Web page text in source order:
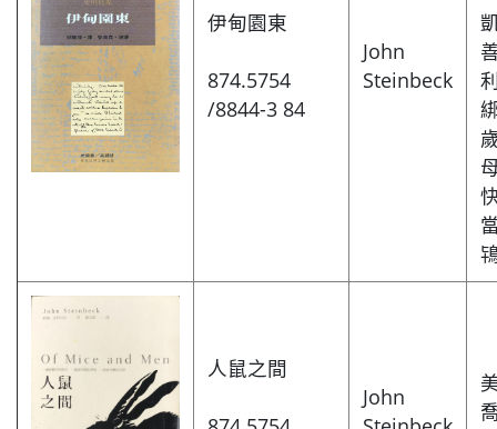
伊甸園東
874.5754
/8844-3 84
John
Steinbeck
人鼠之間
John